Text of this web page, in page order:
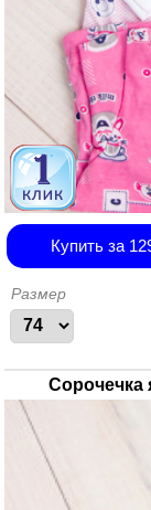
Купить за
Размер
Сорочечка